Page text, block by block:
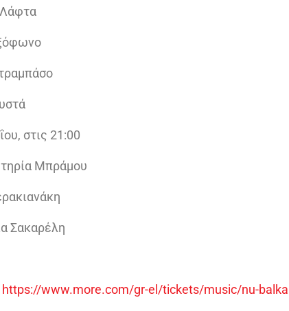
στις 21:00
Μπράμου
Σακαρέλη
https://www.more.com/gr-el/tickets/music/nu-